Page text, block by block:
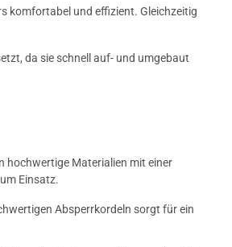
komfortabel und effizient. Gleichzeitig
da sie schnell auf- und umgebaut
hochwertige Materialien mit einer
Einsatz.
Absperrkordeln sorgt für ein